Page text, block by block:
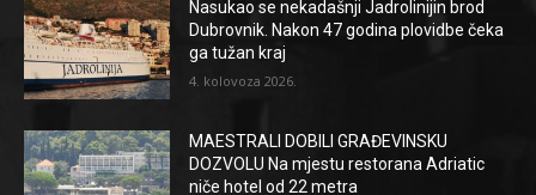
Nasukao se nekadašnji Jadrolinijin brod
Dubrovnik. Nakon 47 godina plovidbe čeka
ga tužan kraj
4. kolovoza 2026.
MAESTRALI DOBILI GRAĐEVINSKU
DOZVOLU Na mjestu restorana Adriatic
niče hotel od 22 metra